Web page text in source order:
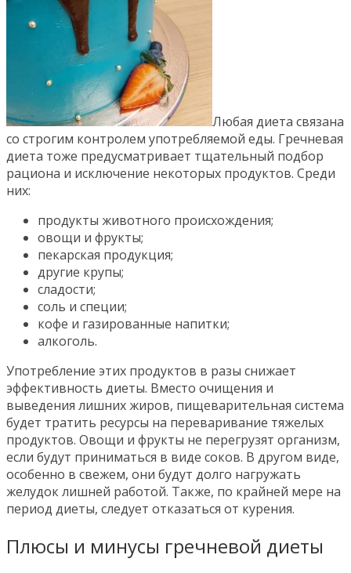
Любая диета связана
со строгим контролем употребляемой еды. Гречневая
диета тоже предусматривает тщательный подбор
рациона и исключение некоторых продуктов. Среди
них:
продукты животного происхождения;
овощи и фрукты;
пекарская продукция;
другие крупы;
сладости;
соль и специи;
кофе и газированные напитки;
алкоголь.
Употребление этих продуктов в разы снижает
эффективность диеты. Вместо очищения и
выведения лишних жиров, пищеварительная система
будет тратить ресурсы на переваривание тяжелых
продуктов. Овощи и фрукты не перегрузят организм,
если будут приниматься в виде соков. В другом виде,
особенно в свежем, они будут долго нагружать
желудок лишней работой. Также, по крайней мере на
период диеты, следует отказаться от курения.
Плюсы и минусы гречневой диеты